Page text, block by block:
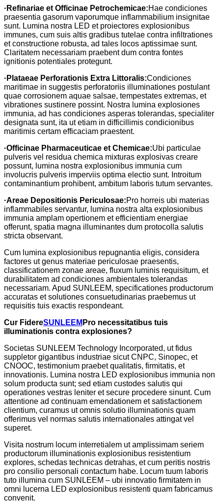
· Refinariae et Officinae Petrochemicae:Hae condiciones
praesentia gasorum vaporumque inflammabilium insignitae
sunt. Lumina nostra LED et proiectores explosionibus
immunes, cum suis altis gradibus tutelae contra infiltrationes
et constructione robusta, ad tales locos aptissimae sunt.
Claritatem necessariam praebent dum contra fontes
ignitionis potentiales protegunt.
· Plataeae Perforationis Extra Littoralis:Condiciones
maritimae in suggestis perforatoriis illuminationes postulant
quae corrosionem aquae salsae, tempestates extremas, et
vibrationes sustinere possint. Nostra lumina explosiones
immunia, ad has condiciones asperas tolerandas, specialiter
designata sunt, ita ut etiam in difficillimis condicionibus
maritimis certam efficaciam praestent.
·Officinae Pharmaceuticae et Chemicae:Ubi particulae
pulveris vel residua chemica mixturas explosivas creare
possunt, lumina nostra explosionibus immunia cum
involucris pulveris imperviis optima electio sunt. Introitum
contaminantium prohibent, ambitum laboris tutum servantes.
·Areae Depositionis Periculosae:Pro horreis ubi materias
inflammabiles servantur, lumina nostra alta explosionibus
immunia amplam opertionem et efficientiam energiae
offerunt, spatia magna illuminantes dum protocolla salutis
stricta observant.
Cum lumina explosionibus repugnantia eligis, considera
factores ut genus materiae periculosae praesentis,
classificationem zonae areae, fluxum luminis requisitum, et
durabilitatem ad condiciones ambientales tolerandas
necessariam. Apud SUNLEEM, specificationes productorum
accuratas et solutiones consuetudinarias praebemus ut
requisitis tuis exactis respondeant.
Cur FidereSUNLEEM Pro necessitatibus tuis
illuminationis contra explosiones?
Societas SUNLEEM Technology Incorporated, ut fidus
suppletor gigantibus industriae sicut CNPC, Sinopec, et
CNOOC, testimonium praebet qualitatis, firmitatis, et
innovationis. Lumina nostra LED explosionibus immunia non
solum producta sunt; sed etiam custodes salutis qui
operationes vestras leniter et secure procedere sinunt. Cum
attentione ad continuam emendationem et satisfactionem
clientium, curamus ut omnis solutio illuminationis quam
offerimus vel normas salutis internationales attingat vel
superet.
Visita nostrum locum interretialem ut amplissimam seriem
productorum illuminationis explosionibus resistentium
explores, schedas technicas detrahas, et cum peritis nostris
pro consilio personali contactum habe. Locum tuum laboris
tuto illumina cum SUNLEEM – ubi innovatio firmitatem in
omni lucerna LED explosionibus resistenti quam fabricamus
convenit.